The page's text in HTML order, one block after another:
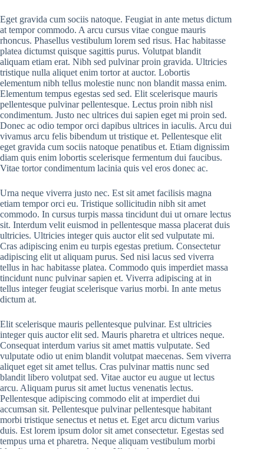
Eget gravida cum sociis natoque. Feugiat in ante metus dictum
at tempor commodo. A arcu cursus vitae congue mauris
rhoncus. Phasellus vestibulum lorem sed risus. Hac habitasse
platea dictumst quisque sagittis purus. Volutpat blandit
aliquam etiam erat. Nibh sed pulvinar proin gravida. Ultricies
tristique nulla aliquet enim tortor at auctor. Lobortis
elementum nibh tellus molestie nunc non blandit massa enim.
Elementum tempus egestas sed sed. Elit scelerisque mauris
pellentesque pulvinar pellentesque. Lectus proin nibh nisl
condimentum. Justo nec ultrices dui sapien eget mi proin sed.
Donec ac odio tempor orci dapibus ultrices in iaculis. Arcu dui
vivamus arcu felis bibendum ut tristique et. Pellentesque elit
eget gravida cum sociis natoque penatibus et. Etiam dignissim
diam quis enim lobortis scelerisque fermentum dui faucibus.
Vitae tortor condimentum lacinia quis vel eros donec ac.
Urna neque viverra justo nec. Est sit amet facilisis magna
etiam tempor orci eu. Tristique sollicitudin nibh sit amet
commodo. In cursus turpis massa tincidunt dui ut ornare lectus
sit. Interdum velit euismod in pellentesque massa placerat duis
ultricies. Ultricies integer quis auctor elit sed vulputate mi.
Cras adipiscing enim eu turpis egestas pretium. Consectetur
adipiscing elit ut aliquam purus. Sed nisi lacus sed viverra
tellus in hac habitasse platea. Commodo quis imperdiet massa
tincidunt nunc pulvinar sapien et. Viverra adipiscing at in
tellus integer feugiat scelerisque varius morbi. In ante metus
dictum at.
Elit scelerisque mauris pellentesque pulvinar. Est ultricies
integer quis auctor elit sed. Mauris pharetra et ultrices neque.
Consequat interdum varius sit amet mattis vulputate. Sed
vulputate odio ut enim blandit volutpat maecenas. Sem viverra
aliquet eget sit amet tellus. Cras pulvinar mattis nunc sed
blandit libero volutpat sed. Vitae auctor eu augue ut lectus
arcu. Aliquam purus sit amet luctus venenatis lectus.
Pellentesque adipiscing commodo elit at imperdiet dui
accumsan sit. Pellentesque pulvinar pellentesque habitant
morbi tristique senectus et netus et. Eget arcu dictum varius
duis. Est lorem ipsum dolor sit amet consectetur. Egestas sed
tempus urna et pharetra. Neque aliquam vestibulum morbi